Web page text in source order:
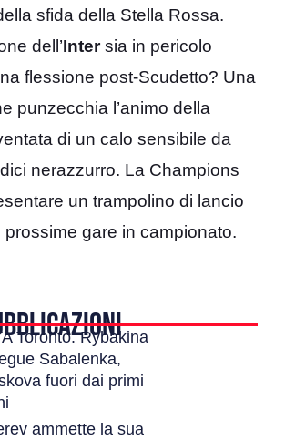
sfida della Stella Rossa.
dell’Intersia in pericolo
flessione post-Scudetto? Una
punzecchia l’animo della
di un calo sensibile da
nerazzurro. La Champions
un trampolino di lancio
prossime gare in campionato.
Toronto: Rybakina
Sabalenka,
fuori dai primi
ammette la sua